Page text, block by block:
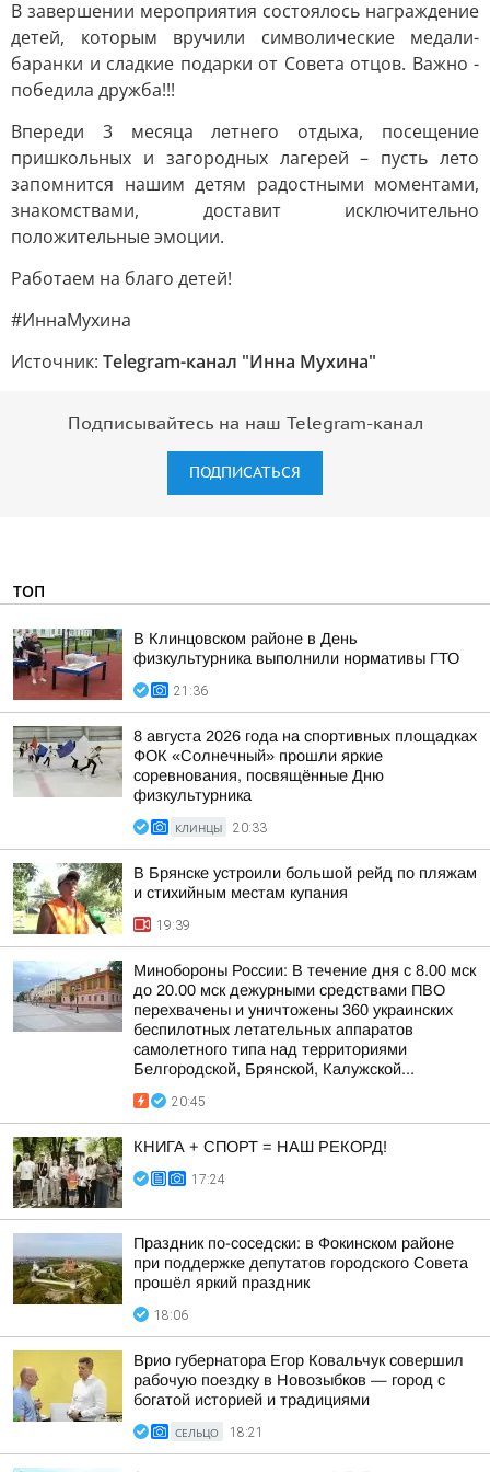
В завершении мероприятия состоялось награждение
детей, которым вручили символические медали-
баранки и сладкие подарки от Совета отцов. Важно -
победила дружба!!!
Впереди 3 месяца летнего отдыха, посещение
пришкольных и загородных лагерей – пусть лето
запомнится нашим детям радостными моментами,
знакомствами, доставит исключительно
положительные эмоции.
Работаем на благо детей!
#ИннаМухина
Источник: Telegram-канал "Инна Мухина"
Подписывайтесь на наш Telegram-канал
ПОДПИСАТЬСЯ
ТОП
В Клинцовском районе в День
физкультурника выполнили нормативы ГТО
21:36
8 августа 2026 года на спортивных площадках
ФОК «Солнечный» прошли яркие
соревнования, посвящённые Дню
физкультурника
КЛИНЦЫ 20:33
В Брянске устроили большой рейд по пляжам
и стихийным местам купания
19:39
Минобороны России: В течение дня с 8.00 мск
до 20.00 мск дежурными средствами ПВО
перехвачены и уничтожены 360 украинских
беспилотных летательных аппаратов
самолетного типа над территориями
Белгородской, Брянской, Калужской...
20:45
КНИГА + СПОРТ = НАШ РЕКОРД!
17:24
Праздник по-соседски: в Фокинском районе
при поддержке депутатов городского Совета
прошёл яркий праздник
18:06
Врио губернатора Егор Ковальчук совершил
рабочую поездку в Новозыбков — город с
богатой историей и традициями
СЕЛЬЦО 18:21